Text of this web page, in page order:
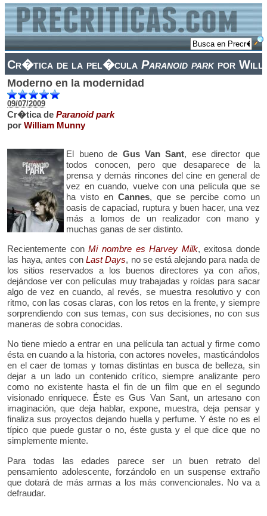
Cr�tica de la pel�cula Paranoid parkpor
Moderno en la modernidad
09/07/2009
Cr�tica deParanoid park
porWilliam Munny
El bueno de Gus Van Sant, ese director que
todos conocen, pero que desaparece de la
prensa y demás rincones del cine en general de
vez en cuando, vuelve con una película que se
ha visto enCannes, que se percibe como un
oasis de capaciad, ruptura y buen hacer, una vez
más a lomos de un realizador con mano y
muchas ganas de ser distinto.
Recientemente conMi nombre es Harvey Milk, exitosa donde
las haya, antes conLast Days, no se está alejando para nada de
los sitios reservados a los buenos directores ya con años,
dejándose ver con películas muy trabajadas y roídas para sacar
algo de vez en cuando, al revés, se muestra resolutivo y con
ritmo, con las cosas claras, con los retos en la frente, y siempre
sorprendiendo con sus temas, con sus decisiones, no con sus
maneras de sobra conocidas.
No tiene miedo a entrar en una película tan actual y firme como
ésta en cuando a la historia, con actores noveles, masticándolos
en el caer de tomas y tomas distintas en busca de belleza, sin
dejar a un lado un contenido crítico, siempre analizante pero
como no existente hasta el fin de un film que en el segundo
visionado enriquece. Éste es Gus Van Sant, un artesano con
imaginación, que deja hablar, expone, muestra, deja pensar y
finaliza sus proyectos dejando huella y perfume. Y éste no es el
típico que puede gustar o no, éste gusta y el que dice que no
simplemente miente.
Para todas las edades parece ser un buen retrato del
pensamiento adolescente, forzándolo en un suspense extraño
que dotará de más armas a los más convencionales. No va a
defraudar.